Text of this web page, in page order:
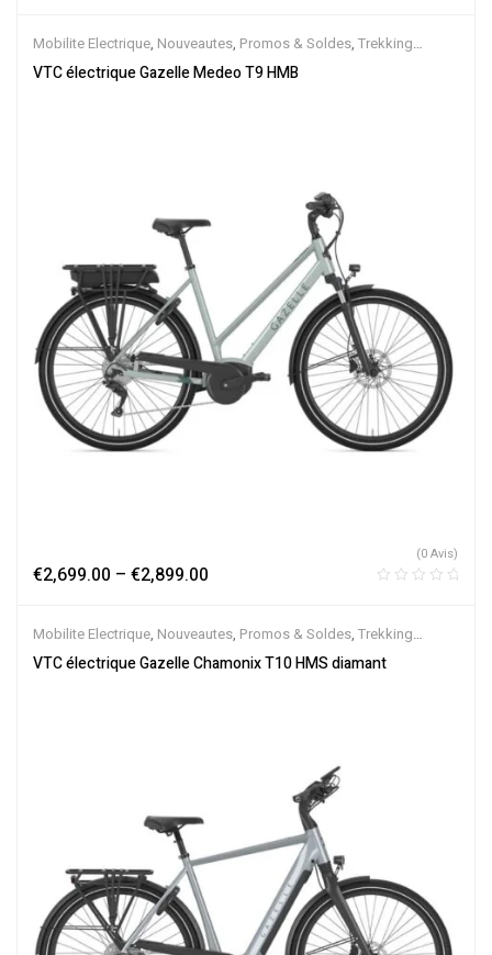
Mobilite Electrique, Nouveautes, Promos & Soldes, Trekking
électrique,Vélo électrique ville,Velos Electriques
VTC électrique Gazelle Medeo T9 HMB
€2,699.00 – €2,899.00
(0 Avis)
Mobilite Electrique, Nouveautes, Promos & Soldes, Trekking
électrique,Vélo électrique ville,Velos Electriques,VTC Electrique
VTC électrique Gazelle Chamonix T10 HMS diamant